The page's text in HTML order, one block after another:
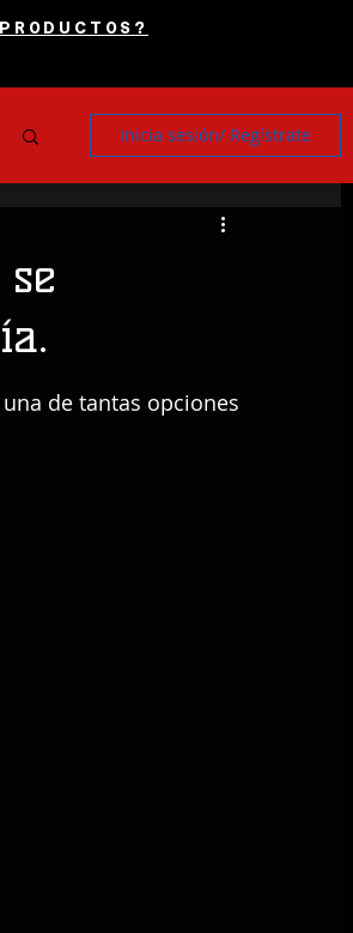
Inicia sesión/ Regístrate
de tantas opciones